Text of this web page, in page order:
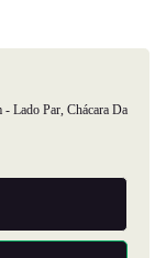
Lado Par, Chácara Da